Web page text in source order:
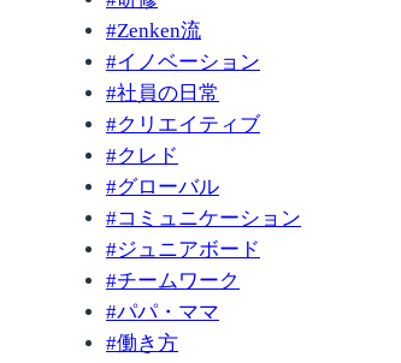
#Zenken流
#イノベーション
#社員の日常
#クリエイティブ
#クレド
#グローバル
#コミュニケーション
#ジュニアボード
#チームワーク
#パパ・ママ
#働き方